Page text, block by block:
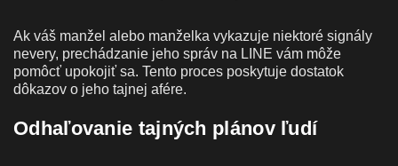
Ak váš manžel alebo manželka vykazuje niektoré signály
nevery, prechádzanie jeho správ na LINE vám môže
pomôcť upokojiť sa. Tento proces poskytuje dostatok
dôkazov o jeho tajnej afére.
Odhaľovanie tajných plánov ľudí